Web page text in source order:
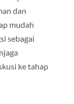
dan
mudah
sebagai
ke tahap